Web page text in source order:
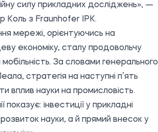
силу прикладних досліджень», —
Коль з Fraunhofer IPK.
мережі, орієнтуючись на
економіку, сталу продовольчу
За словами генерального
стратегія на наступні п’ять
вплив науки на промисловість.
показує: інвестиції у прикладні
науки, а й прямий внесок у